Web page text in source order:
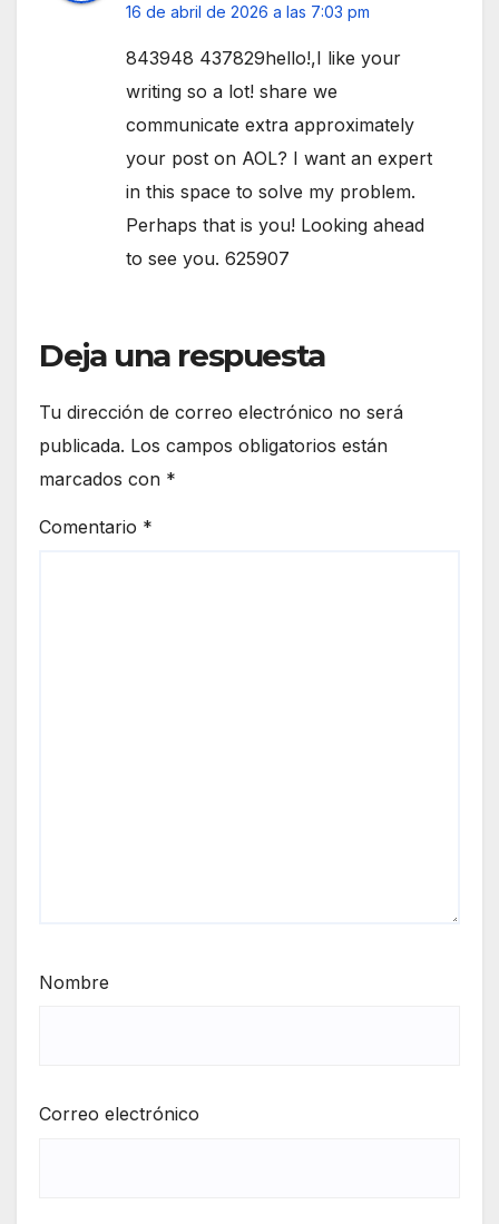
16 de abril de 2026 a las 7:03 pm
843948 437829hello!,I like your
writing so a lot! share we
communicate extra approximately
your post on AOL? I want an expert
in this space to solve my problem.
Perhaps that is you! Looking ahead
to see you. 625907
Deja una respuesta
Tu dirección de correo electrónico no será
publicada. Los campos obligatorios están
marcados con *
Comentario *
Nombre
Correo electrónico